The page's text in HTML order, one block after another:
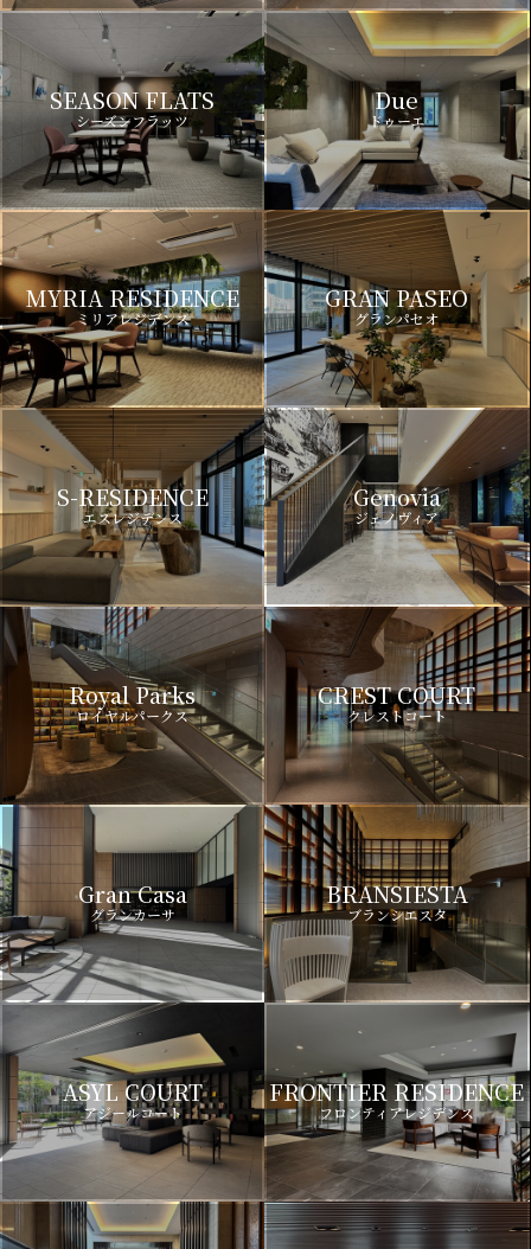
SEASON FLATS
シーズンフラッツ
Due
ドゥーエ
MYRIA RESIDENCE
ミリアレジデンス
GRAN PASEO
グランパセオ
S-RESIDENCE
エスレジデンス
Genovia
ジェノヴィア
Royal Parks
ロイヤルパークス
CREST COURT
クレストコート
Gran Casa
グランカーサ
BRANSIESTA
ブランシエスタ
ASYL COURT
アジールコート
FRONTIER RESIDENCE
フロンティアレジデンス